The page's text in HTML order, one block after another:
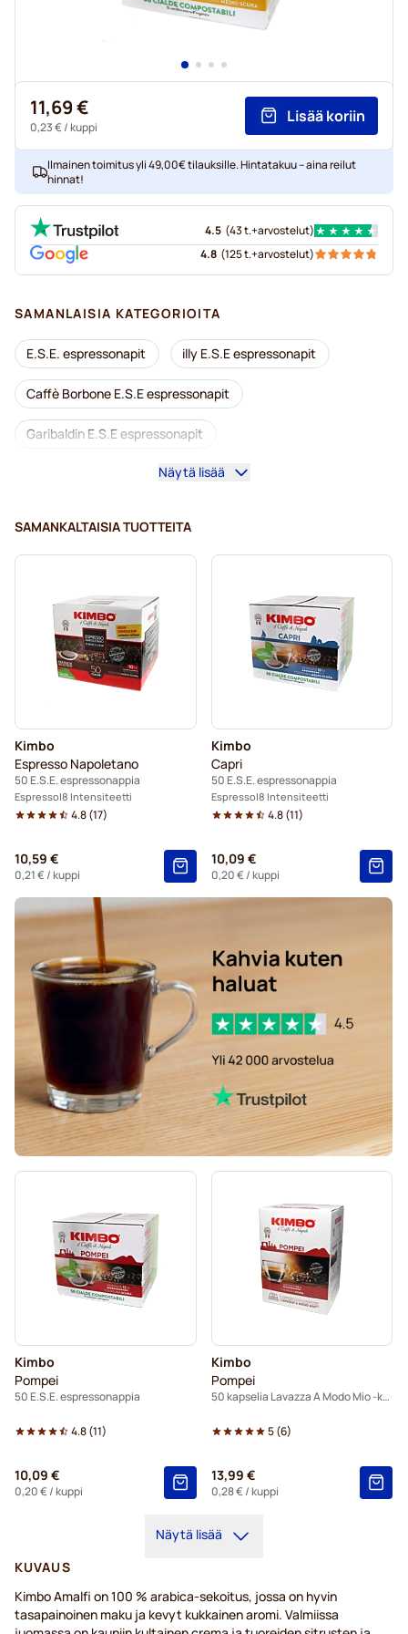
11,69 €
0,23 €/ kuppi
Lisää koriin
Ilmainen toimitus yli 49,00€ tilauksille. Hintatakuu – aina reilut
hinnat!
4.5 (43 t.+arvostelut)
4.8 (125 t.+arvostelut)
SAMANLAISIA KATEGORIOITA
E.S.E. espressonapit illy E.S.E espressonapit
Caffè Borbone E.S.E espressonapit
Garibaldin E.S.E espressonapit
Gimoka E.S.E espressonapit E.S.E.-koneisiin
Näytä lisää
SAMANKALTAISIA TUOTTEITA
Kimbo
Espresso Napoletano
50 E.S.E. espressonappia
Espresso 8 Intensiteetti
4.8(17)
10,59 €
0,21 €/ kuppi
Kimbo
Capri
50 E.S.E. espressonappia
Espresso 8 Intensiteetti
4.8(11)
10,09 €
0,20 €/ kuppi
Kimbo
Pompei
50 E.S.E. espressonappia
4.8(11)
10,09 €
0,20 €/ kuppi
Kimbo
Pompei
50 kapselia Lavazza A Modo Mio -koneisiin
5(6)
13,99 €
0,28 €/ kuppi
Näytä lisää
KUVAUS
Kimbo Amalfi on 100 % arabica-sekoitus, jossa on hyvin
tasapainoinen maku ja kevyt kukkainen aromi. Valmiissa